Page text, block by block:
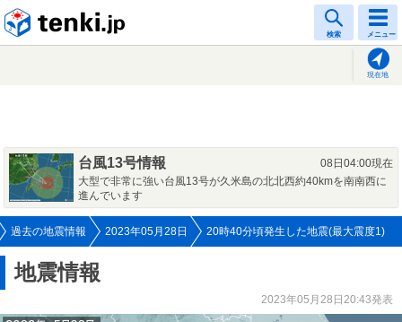
検索 メニュー
現在地
台風13号情報
08日04:00現在
大型で非常に強い台風13号が久米島の北北西約40kmを南南西に
進んでいます
過去の地震情報 2023年05月28日 20時40分頃発生した地震(最大震度1)
地震情報
2023年05月28日20:43発表